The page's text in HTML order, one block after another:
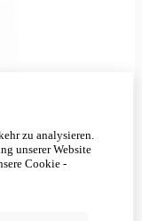
zu analysieren.
unserer Website
Cookie -